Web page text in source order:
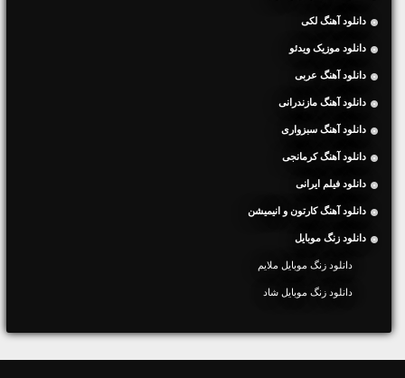
دانلود آهنگ لکی
دانلود موزیک ویدئو
دانلود آهنگ عربی
دانلود آهنگ مازندرانی
دانلود آهنگ سبزواری
دانلود آهنگ کرمانجی
دانلود فیلم ایرانی
دانلود آهنگ کارتون و انیمیشن
دانلود زنگ موبایل
دانلود زنگ موبایل ملایم
دانلود زنگ موبایل شاد